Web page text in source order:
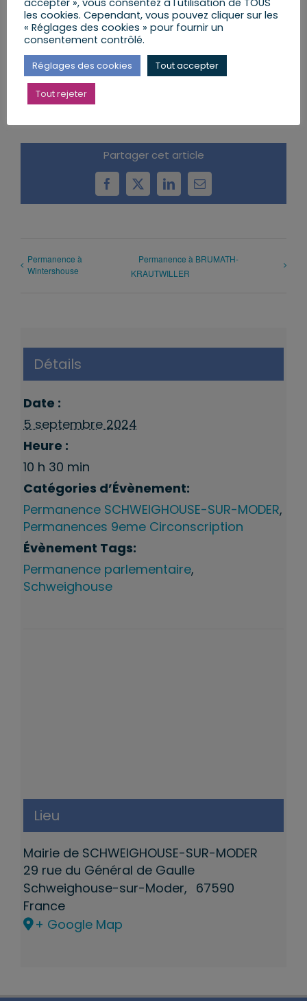
AJOUTER AU CALENDRIER
Partager cet article
Facebook
X LinkedInEmail
Permanence à
Wintershouse
Permanence à BRUMATH-
KRAUTWILLER
Détails
Date :
5 septembre 2024
Heure :
10 h 30 min
Catégories d’Évènement:
Permanence SCHWEIGHOUSE-SUR-MODER,
Permanences 9eme Circonscription
Évènement Tags:
Permanence parlementaire,
Schweighouse
Lieu
Mairie de SCHWEIGHOUSE-SUR-MODER
29 rue du Général de Gaulle
Schweighouse-sur-Moder, 67590
France
+ Google Map
accepter », vous consentez à l'utilisation de TOUS
les cookies. Cependant, vous pouvez cliquer sur les
« Réglages des cookies » pour fournir un
consentement contrôlé.
Réglages des cookies Tout accepter
Tout rejeter